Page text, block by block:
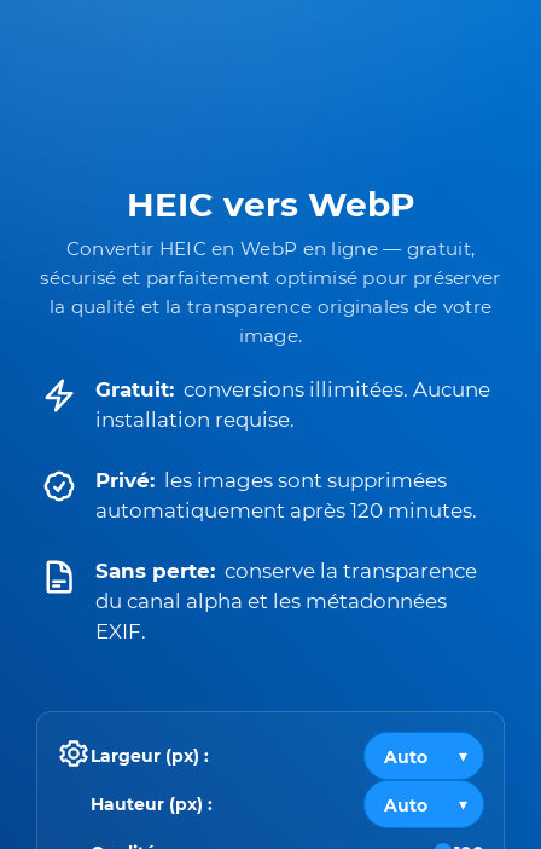
HEIC vers WebP
Convertir HEIC en WebP en ligne — gratuit,
sécurisé et parfaitement optimisé pour préserver
la qualité et la transparence originales de votre
image.
Gratuit: conversions illimitées. Aucune
installation requise.
Privé:
les images sont supprimées
automatiquement après 120 minutes.
Sans perte: conserve la transparence
du canal alpha et les métadonnées
EXIF.
Largeur (px) :
Hauteur (px) :